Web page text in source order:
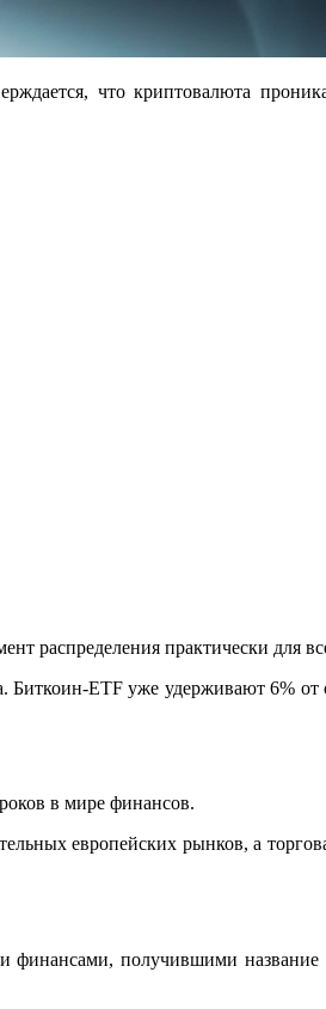
что криптовалюта
распределения практически для
ETF уже удерживают 6%
в мире финансов.
европейских рынков, а
получившими